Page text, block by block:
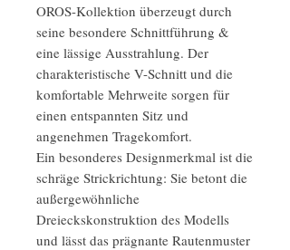
OROS-Kollektion überzeugt durch
seine besondere Schnittführung &
eine lässige Ausstrahlung. Der
charakteristische V-Schnitt und die
komfortable Mehrweite sorgen für
einen entspannten Sitz und
angenehmen Tragekomfort.
Ein besonderes Designmerkmal ist die
schräge Strickrichtung: Sie betont die
außergewöhnliche
Dreieckskonstruktion des Modells
und lässt das prägnante Rautenmuster